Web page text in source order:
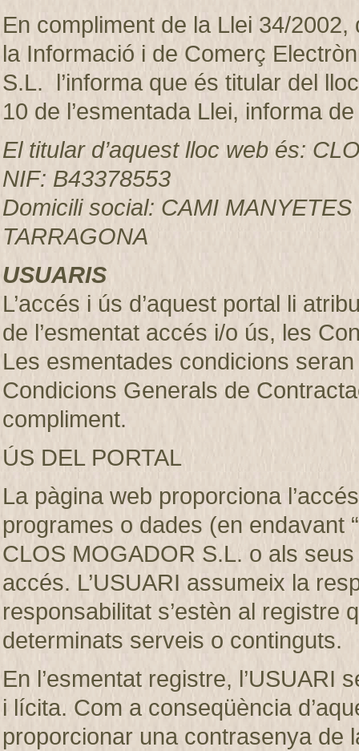
En compliment de la Llei 34/2002,
la Informació i de Comerç
S.L. l’informa que és titular del
10 de l’esmentada Llei, informa
El titular d’aquest lloc web és:
NIF: B43378553
Domicili social: CAMI
TARRAGONA
USUARIS
L’accés i ús d’aquest portal li
de l’esmentat accés i/o ús, les
Les esmentades condicions
Condicions Generals de
compliment.
ÚS DEL PORTAL
La pàgina web proporciona
programes o dades (en endavant
CLOS MOGADOR S.L. o als
accés. L’USUARI assumeix la
responsabilitat s’estèn al registre
determinats serveis o continguts.
En l’esmentat registre, l’USUARI
i lícita. Com a conseqüència
proporcionar una contrasenya de